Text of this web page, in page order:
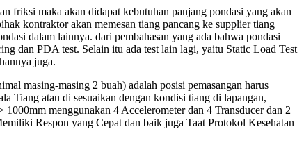
friksi maka akan didapat kebutuhan panjang pondasi yang akan
kontraktor akan memesan tiang pancang ke supplier tiang
dalam lainnya. dari pembahasan yang ada bahwa pondasi
dan PDA test. Selain itu ada test lain lagi, yaitu Static Load Test
juga.
masing-masing 2 buah) adalah posisi pemasangan harus
Tiang atau di sesuaikan dengan kondisi tiang di lapangan,
menggunakan 4 Accelerometer dan 4 Transducer dan 2
Respon yang Cepat dan baik juga Taat Protokol Kesehatan